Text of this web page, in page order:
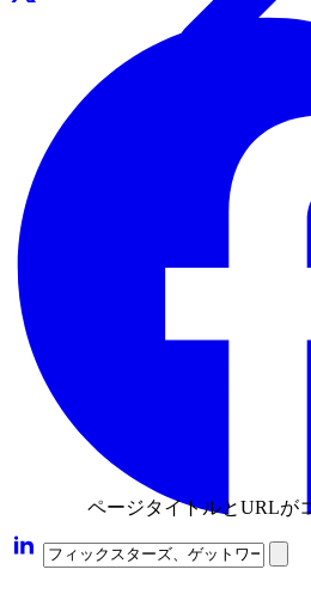
ページタイトルとURLが